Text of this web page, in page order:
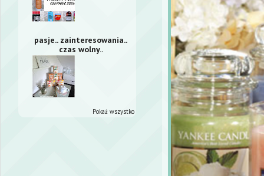
pasje.. zainteresowania..
czas wolny..
Pokaż wszystko